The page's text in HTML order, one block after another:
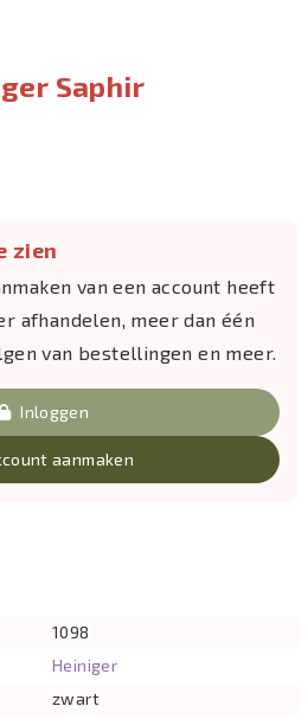
Saphir
zien
van een account heeft
afhandelen, meer dan één
van bestellingen en meer.
Inloggen
aanmaken
1098
Heiniger
zwart